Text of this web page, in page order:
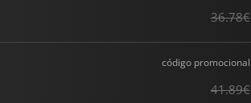
36.78€
código promocional
41.89€